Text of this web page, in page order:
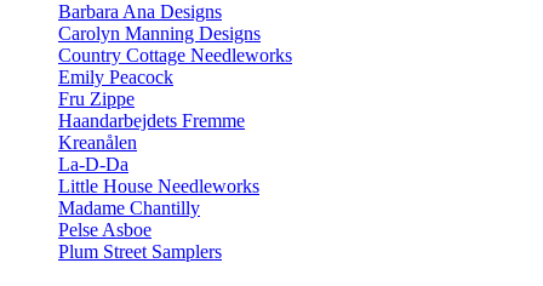
Barbara Ana Designs
Carolyn Manning Designs
Country Cottage Needleworks
Emily Peacock
Fru Zippe
Haandarbejdets Fremme
Kreanålen
La-D-Da
Little House Needleworks
Madame Chantilly
Pelse Asboe
Plum Street Samplers